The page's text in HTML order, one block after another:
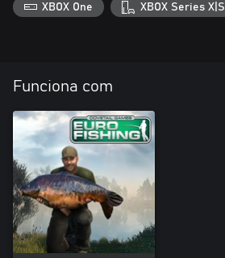
XBOX One XBOX Series X|S
Funciona com